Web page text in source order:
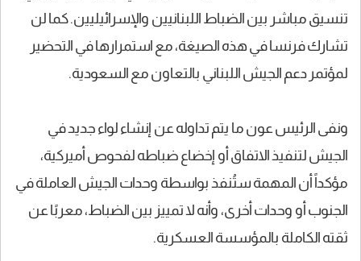
تنسيق مباشر بين الضباط اللبنانيين والإسرائيليين. كما لن
تشارك فرنسا في هذه الصيغة، مع استمرارها في التحضير
لمؤتمر دعم الجيش اللبناني بالتعاون مع السعودية.
ونفى الرئيس عون ما يتم تداوله عن إنشاء لواء جديد في
الجيش لتنفيذ الاتفاق أو إخضاع ضباطه لفحوص أميركية،
مؤكداً أن المهمة ستُنفذ بواسطة وحدات الجيش العاملة في
الجنوب أو وحدات أخرى، وأنه لا تمييز بين الضباط، معربًا عن
ثقته الكاملة بالمؤسسة العسكرية.